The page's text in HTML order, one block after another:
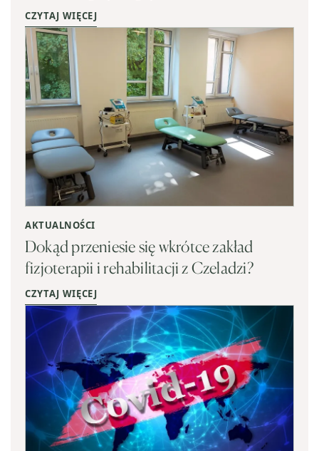
CZYTAJ WIĘCEJ
AKTUALNOŚCI
Dokąd przeniesie się wkrótce zakład
fizjoterapii i rehabilitacji z Czeladzi?
CZYTAJ WIĘCEJ